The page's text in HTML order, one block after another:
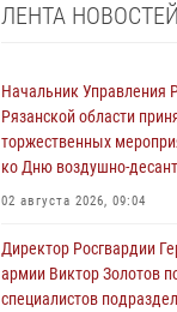
ЛЕНТА НОВОСТЕЙ
Начальник Управления
Рязанской области
торжественных
ко Дню воздушно-
02 августа 2026, 09:04
Директор Росгвардии
армии Виктор Золотов
специалистов